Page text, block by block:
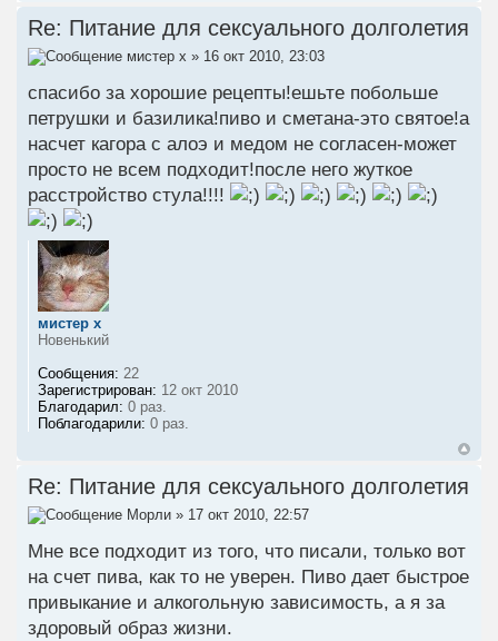
Re: Питание для сексуального долголетия
мистер х » 16 окт 2010, 23:03
спасибо за хорошие рецепты!ешьте побольше
петрушки и базилика!пиво и сметана-это святое!а
насчет кагора с алоэ и медом не согласен-может
просто не всем подходит!после него жуткое
расстройство стула!!!!
мистер х
Новенький
Сообщения: 22
Зарегистрирован: 12 окт 2010
Благодарил: 0 раз.
Поблагодарили: 0 раз.
Re: Питание для сексуального долголетия
Морли » 17 окт 2010, 22:57
Мне все подходит из того, что писали, только вот
на счет пива, как то не уверен. Пиво дает быстрое
привыкание и алкогольную зависимость, а я за
здоровый образ жизни.